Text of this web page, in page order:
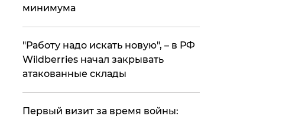
минимума
"Работу надо искать новую", – в РФ
Wildberries начал закрывать
атакованные склады
Первый визит за время войны: